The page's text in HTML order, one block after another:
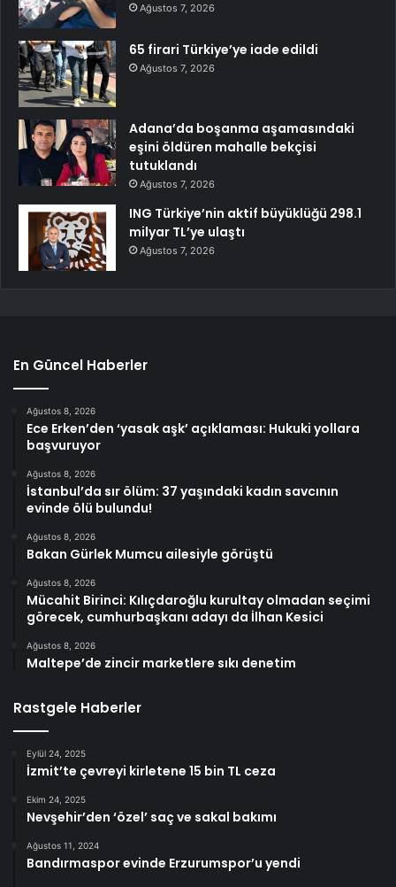
Ağustos 7, 2026
65 firari Türkiye’ye iade edildi
Ağustos 7, 2026
Adana’da boşanma aşamasındaki
eşini öldüren mahalle bekçisi
tutuklandı
Ağustos 7, 2026
ING Türkiye’nin aktif büyüklüğü 298.1
milyar TL’ye ulaştı
Ağustos 7, 2026
En Güncel Haberler
Ağustos 8, 2026
Ece Erken’den ‘yasak aşk’ açıklaması: Hukuki yollara
başvuruyor
Ağustos 8, 2026
İstanbul’da sır ölüm: 37 yaşındaki kadın savcının
evinde ölü bulundu!
Ağustos 8, 2026
Bakan Gürlek Mumcu ailesiyle görüştü
Ağustos 8, 2026
Mücahit Birinci: Kılıçdaroğlu kurultay olmadan seçimi
görecek, cumhurbaşkanı adayı da İlhan Kesici
Ağustos 8, 2026
Maltepe’de zincir marketlere sıkı denetim
Rastgele Haberler
Eylül 24, 2025
İzmit’te çevreyi kirletene 15 bin TL ceza
Ekim 24, 2025
Nevşehir’den ‘özel’ saç ve sakal bakımı
Ağustos 11, 2024
Bandırmaspor evinde Erzurumspor’u yendi